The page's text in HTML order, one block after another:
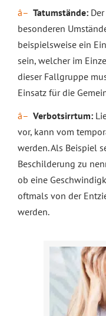
Tatumstände:
besonderen
beispielsweise ein
sein, welcher im
dieser Fallgruppe
Einsatz für die
Verbotsirrtum:
vor, kann vom
werden. Als Beispiel
Beschilderung zu
ob eine
oftmals von der
werden.